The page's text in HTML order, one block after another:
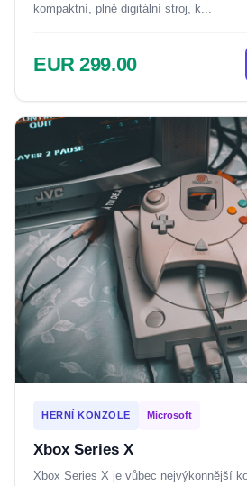
kompaktní, plně digitální stroj, k...
EUR 299.00
HERNÍ KONZOLE Microsoft
Xbox Series X
Xbox Series X je vůbec nejvýkonnější